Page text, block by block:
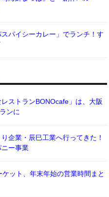
パイシーカレー」でランチ！す
ストランBONOcafe」は、大阪
ンに
企業・辰巳工業へ行ってきた！
ー事業
ット、年末年始の営業時間まと